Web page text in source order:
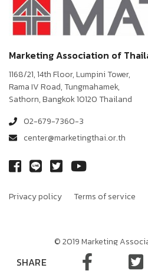
SHARE
Marketing Association of
1168/21, 14th Floor, Lumpini Tower,
Rama IV Road, Tungmahamek,
Sathorn, Bangkok 10120 Thailand
02-679-7360-3
center@marketingthai.or.th
Privacy policy Terms of service
© 2019 Marketing
Terms of Sevice